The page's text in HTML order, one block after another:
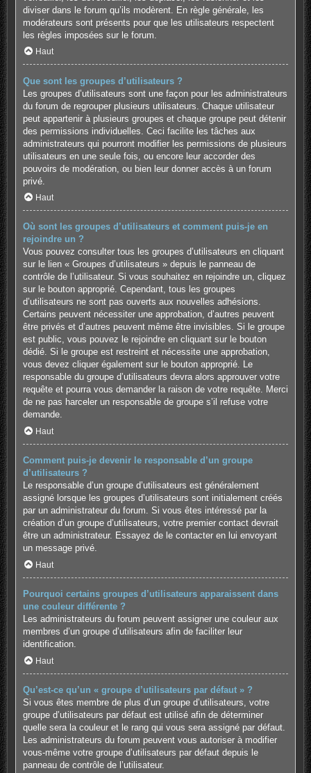
diviser dans le forum qu’ils modèrent. En règle générale, les
modérateurs sont présents pour que les utilisateurs respectent
les règles imposées sur le forum.
Haut
Que sont les groupes d’utilisateurs ?
Les groupes d’utilisateurs sont une façon pour les administrateurs
du forum de regrouper plusieurs utilisateurs. Chaque utilisateur
peut appartenir à plusieurs groupes et chaque groupe peut détenir
des permissions individuelles. Ceci facilite les tâches aux
administrateurs qui pourront modifier les permissions de plusieurs
utilisateurs en une seule fois, ou encore leur accorder des
pouvoirs de modération, ou bien leur donner accès à un forum
privé.
Haut
Où sont les groupes d’utilisateurs et comment puis-je en
rejoindre un ?
Vous pouvez consulter tous les groupes d’utilisateurs en cliquant
sur le lien « Groupes d’utilisateurs » depuis le panneau de
contrôle de l’utilisateur. Si vous souhaitez en rejoindre un, cliquez
sur le bouton approprié. Cependant, tous les groupes
d’utilisateurs ne sont pas ouverts aux nouvelles adhésions.
Certains peuvent nécessiter une approbation, d’autres peuvent
être privés et d’autres peuvent même être invisibles. Si le groupe
est public, vous pouvez le rejoindre en cliquant sur le bouton
dédié. Si le groupe est restreint et nécessite une approbation,
vous devez cliquer également sur le bouton approprié. Le
responsable du groupe d’utilisateurs devra alors approuver votre
requête et pourra vous demander la raison de votre requête. Merci
de ne pas harceler un responsable de groupe s’il refuse votre
demande.
Haut
Comment puis-je devenir le responsable d’un groupe
d’utilisateurs ?
Le responsable d’un groupe d’utilisateurs est généralement
assigné lorsque les groupes d’utilisateurs sont initialement créés
par un administrateur du forum. Si vous êtes intéressé par la
création d’un groupe d’utilisateurs, votre premier contact devrait
être un administrateur. Essayez de le contacter en lui envoyant
un message privé.
Haut
Pourquoi certains groupes d’utilisateurs apparaissent dans
une couleur différente ?
Les administrateurs du forum peuvent assigner une couleur aux
membres d’un groupe d’utilisateurs afin de faciliter leur
identification.
Haut
Qu’est-ce qu’un « groupe d’utilisateurs par défaut » ?
Si vous êtes membre de plus d’un groupe d’utilisateurs, votre
groupe d’utilisateurs par défaut est utilisé afin de déterminer
quelle sera la couleur et le rang qui vous sera assigné par défaut.
Les administrateurs du forum peuvent vous autoriser à modifier
vous-même votre groupe d’utilisateurs par défaut depuis le
panneau de contrôle de l’utilisateur.